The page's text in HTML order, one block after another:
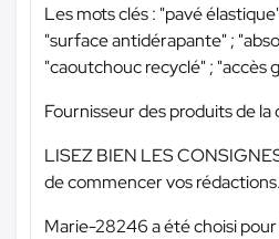
Les mots clés : "pavé
"surface antidérapante" ;
"caoutchouc recyclé" ; "accès
Fournisseur des produits de
LISEZ BIEN LES
de commencer vos rédactions.
Marie-28246 a été choisi